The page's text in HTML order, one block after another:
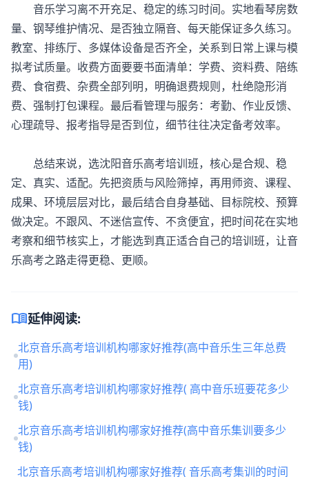
音乐学习离不开充足、稳定的练习时间。实地看琴房数
量、钢琴维护情况、是否独立隔音、每天能保证多久练习。
教室、排练厅、多媒体设备是否齐全，关系到日常上课与模
拟考试质量。收费方面要要书面清单：学费、资料费、陪练
费、食宿费、杂费全部列明，明确退费规则，杜绝隐形消
费、强制打包课程。最后看管理与服务：考勤、作业反馈、
心理疏导、报考指导是否到位，细节往往决定备考效率。
总结来说，选沈阳音乐高考培训班，核心是合规、稳
定、真实、适配。先把资质与风险筛掉，再用师资、课程、
成果、环境层层对比，最后结合自身基础、目标院校、预算
做决定。不跟风、不迷信宣传、不贪便宜，把时间花在实地
考察和细节核实上，才能选到真正适合自己的培训班，让音
乐高考之路走得更稳、更顺。
menu_book延伸阅读:
北京音乐高考培训机构哪家好推荐(高中音乐生三年总费
用)
北京音乐高考培训机构哪家好推荐( 高中音乐班要花多少
钱)
北京音乐高考培训机构哪家好推荐(高中音乐集训要多少
钱)
北京音乐高考培训机构哪家好推荐( 音乐高考集训的时间